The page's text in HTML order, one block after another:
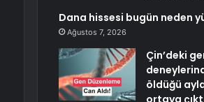
Dana hissesi bugün neden
Ağustos 7, 2026
Çin’deki
öldüğü
ortaya